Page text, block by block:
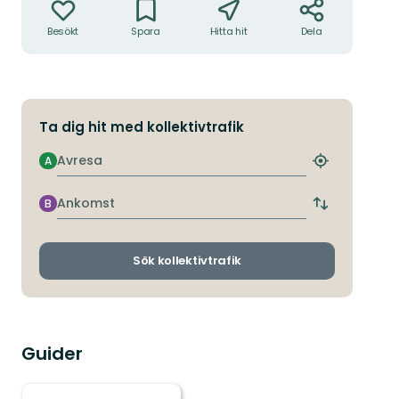
Besökt Spara Hitta hit Dela
Ta dig hit med kollektivtrafik
Avresa
A
Hitta
hållplats
Ankomst
B
Byt
och
Sök kollektivtrafik
Guider